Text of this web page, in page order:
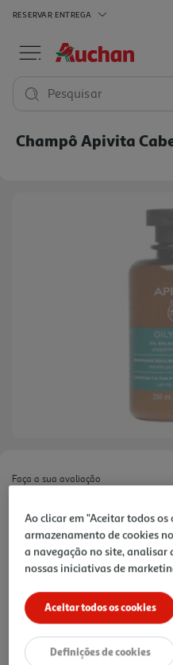
RESERVAR ENTREGA
Pesquisar
Champô Apivita
Faça a sua avaliação
65.56 €/Lt
16,39 €
Notas de preparação
Ao clicar em "Aceitar todos os
armazenamento de cookies
a navegação no site,
nossas iniciativas de
Aceitar todos os cookies
Definições de cookies